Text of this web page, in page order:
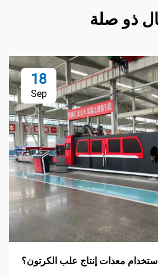
ذو صلة
18
Sep
معدات إنتاج علب الكرتون؟